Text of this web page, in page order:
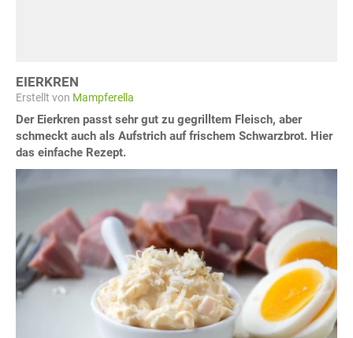
EIERKREN
Erstellt von Mampferella
Der Eierkren passt sehr gut zu gegrilltem Fleisch, aber
schmeckt auch als Aufstrich auf frischem Schwarzbrot. Hier
das einfache Rezept.